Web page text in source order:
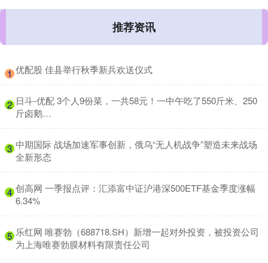
推荐资讯
1 ​优配股 佳县举行秋季新兵欢送仪式
2 ​日斗-优配 3个人9份菜，一共58元！一中午吃了550斤米、250
斤卤鹅…
3 ​中期国际 战场加速军事创新，俄乌“无人机战争”塑造未来战场
全新形态
4 ​创高网 一季报点评：汇添富中证沪港深500ETF基金季度涨幅
6.34%
5 ​乐红网 唯赛勃（688718.SH）新增一起对外投资，被投资公司
为上海唯赛勃膜材料有限责任公司